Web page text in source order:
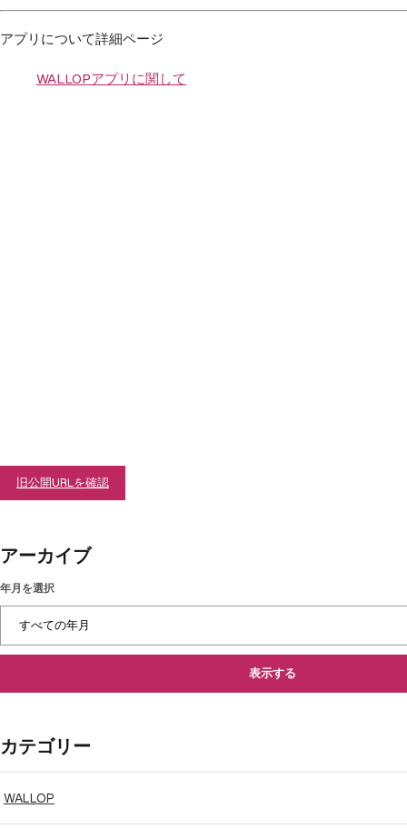
アプリについて詳細ページ
WALLOPアプリに関して
旧公開URLを確認
アーカイブ
年月を選択
表示する
カテゴリー
WALLOP